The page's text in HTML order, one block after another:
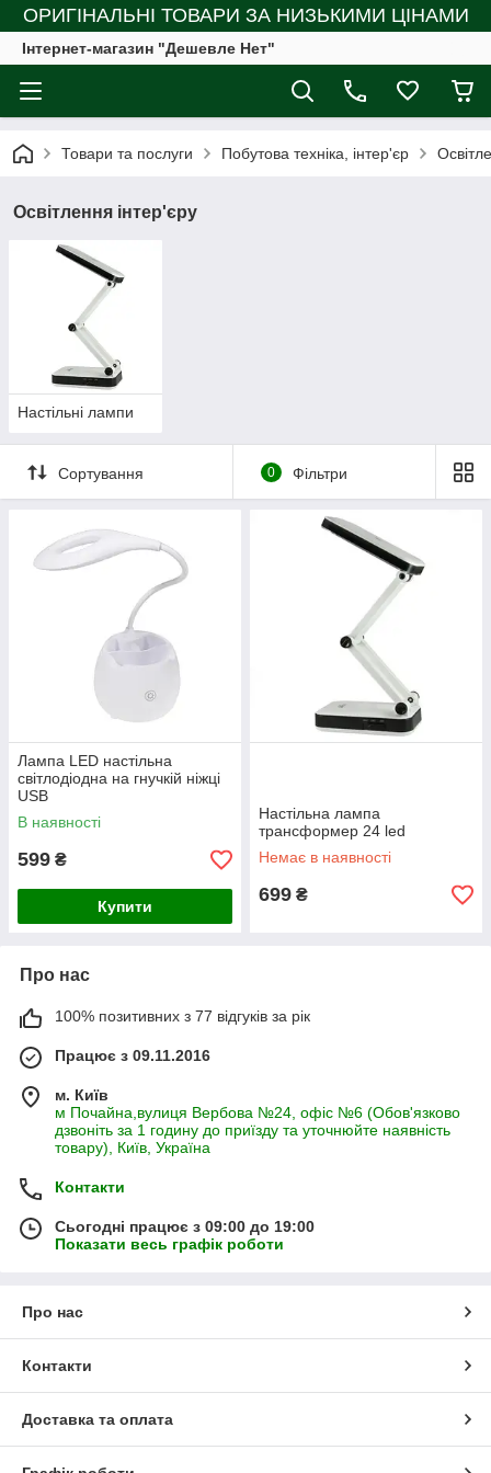
ОРИГІНАЛЬНІ ТОВАРИ ЗА НИЗЬКИМИ ЦІНАМИ
Інтернет-магазин "Дешевле Нет"
Товари та послуги Побутова техніка, інтер'єр
Освітлення інтер'єру
Настільні лампи
Сортування 0 Фільтри
Лампа LED настільна
світлодіодна на гнучкій ніжці
USB
В наявності
599 ₴
Купити
Настільна лампа
трансформер 24 led
Немає в наявності
699 ₴
Про нас
100% позитивних з 77 відгуків за рік
Працює з 09.11.2016
м. Київ
м Почайна,вулиця Вербова №24, офіс №6 (Обов'язково
дзвоніть за 1 годину до приїзду та уточнюйте наявність
товару), Київ, Україна
Контакти
Сьогодні працює з 09:00 до 19:00
Показати весь графік роботи
Про нас
Контакти
Доставка та оплата